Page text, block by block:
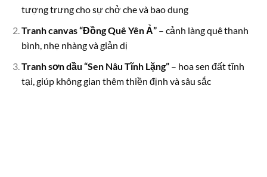
tượng trưng cho sự chở che và bao dung
Tranh canvas “Đồng Quê Yên Ả”– cảnh làng quê thanh
bình, nhẹ nhàng và giản dị
Tranh sơn dầu “Sen Nâu Tĩnh Lặng”– hoa sen đất tĩnh
tại, giúp không gian thêm thiền định và sâu sắc